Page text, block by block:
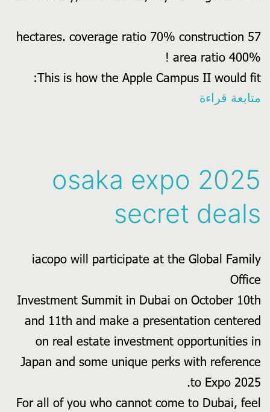
57 hectares. coverage ratio 70% construction
area ratio 400% !
This is how the Apple Campus II would fit:
متابعة قراءة
osaka expo 2025
secret deals
iacopo will participate at the Global Family
Office
Investment Summit in Dubai on October 10th
and 11th and make a presentation centered
on real estate investment opportunities in
Japan and some unique perks with reference
to Expo 2025.
For all of you who cannot come to Dubai, feel